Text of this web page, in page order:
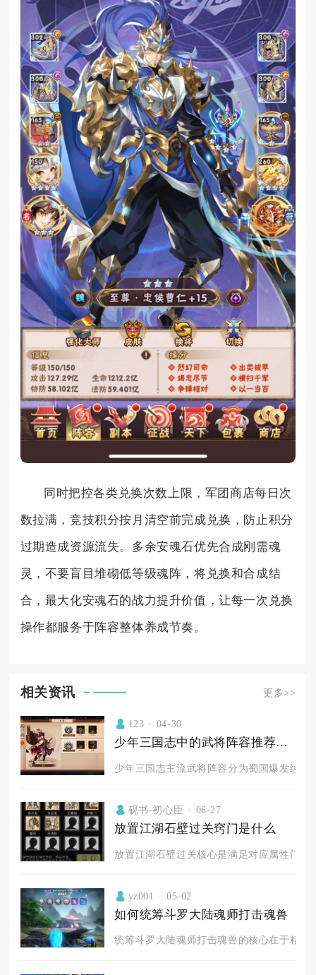
同时把控各类兑换次数上限，军团商店每日次
数拉满，竞技积分按月清空前完成兑换，防止积分
过期造成资源流失。多余安魂石优先合成刚需魂
灵，不要盲目堆砌低等级魂阵，将兑换和合成结
合，最大化安魂石的战力提升价值，让每一次兑换
操作都服务于阵容整体养成节奏。
相关资讯 更多>>
123 04-30
少年三国志中的武将阵容推荐有哪些
少年三国志主流武将阵容分为蜀国爆发续航
砚书-初心臣 06-27
放置江湖石壁过关窍门是什么
放置江湖石壁过关核心是满足对应属性门槛
yz001 05-02
如何统筹斗罗大陆魂师打击魂兽
统筹斗罗大陆魂师打击魂兽的核心在于精准